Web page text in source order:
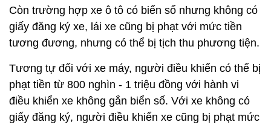
Còn trường hợp xe ô tô có biển số nhưng không có
giấy đăng ký xe, lái xe cũng bị phạt với mức tiền
tương đương, nhưng có thể bị tịch thu phương tiện.
Tương tự đối với xe máy, người điều khiển có thể bị
phạt tiền từ 800 nghìn - 1 triệu đồng với hành vi
điều khiển xe không gắn biển số. Với xe không có
giấy đăng ký, người điều khiển xe cũng bị phạt mức